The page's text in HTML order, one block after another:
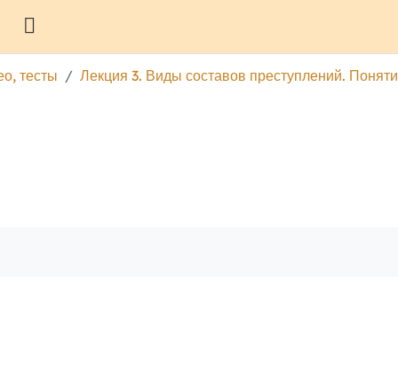
тесты Лекция 3. Виды составов преступлений.